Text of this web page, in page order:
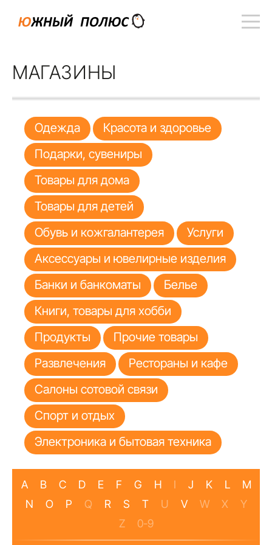
МАГАЗИНЫ
Одежда
Красота и здоровье
Подарки, сувениры
Товары для дома
Товары для детей
Обувь и кожгалантерея
Услуги
Аксессуары и ювелирные изделия
Банки и банкоматы
Белье
Книги, товары для хобби
Продукты
Прочие товары
Развлечения
Рестораны и кафе
Салоны сотовой связи
Спорт и отдых
Электроника и бытовая техника
A B C D E F G H I J K L
M
N
O P Q R S T U V W X
Y
Z
0-9